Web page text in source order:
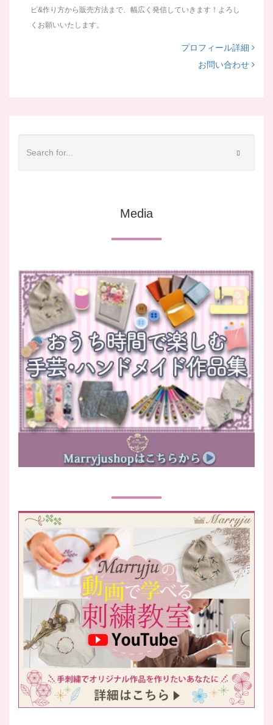
ピ&作り方から販売方法まで、幅広く発信していきます！よろし
くお願いいたします。
プロフィール詳細
お問い合わせ
Media